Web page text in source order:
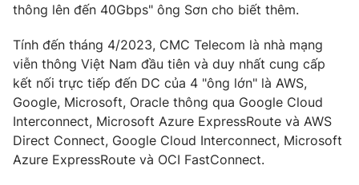
thông lên đến 40Gbps" ông Sơn cho biết thêm.
Tính đến tháng 4/2023, CMC Telecom là nhà mạng
viễn thông Việt Nam đầu tiên và duy nhất cung cấp
kết nối trực tiếp đến DC của 4 "ông lớn" là AWS,
Google, Microsoft, Oracle thông qua Google Cloud
Interconnect, Microsoft Azure ExpressRoute và AWS
Direct Connect, Google Cloud Interconnect, Microsoft
Azure ExpressRoute và OCI FastConnect.